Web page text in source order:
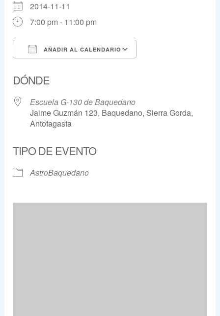
2014-11-11
7:00 pm - 11:00 pm
AÑADIR AL CALENDARIO
DÓNDE
Escuela G-130 de Baquedano
Jaime Guzmán 123, Baquedano, Sierra Gorda,
Antofagasta
TIPO DE EVENTO
AstroBaquedano